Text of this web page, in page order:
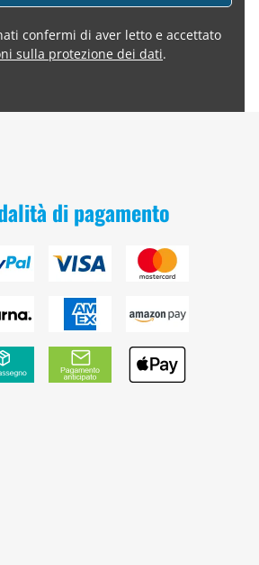
confermi di aver letto e accettato
sulla protezione dei dati.
di pagamento